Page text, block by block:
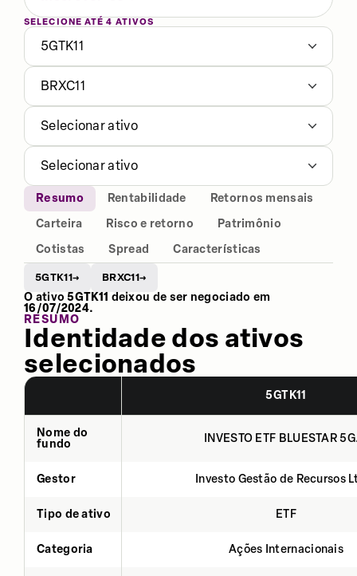
SELECIONE ATÉ 4 ATIVOS
5GTK11
BRXC11
Selecionar ativo
Selecionar ativo
Resumo Rentabilidade
Retornos mensais
Carteira
Risco e retorno
Patrimônio
Cotistas
Spread Características
5GTK11→ BRXC11→
O ativo5GTK11 deixou de ser negociado em
16/07/2024.
RESUMO
Identidade dos ativos
selecionados
5GTK11
Nome do
fundo
INVESTO ETF BLUESTAR
Gestor Investo Gestão de Recursos
Tipo de ativo ETF
Categoria Ações Internacionais